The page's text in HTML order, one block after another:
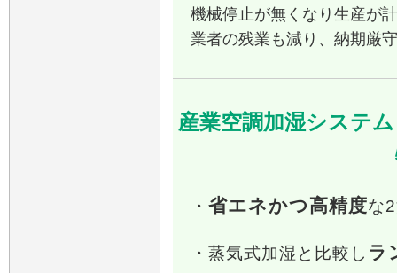
機械停止が無くなり生産が
業者の残業も減り、納期厳
産業空調加湿システ
・ 省エネかつ高精度な
・蒸気式加湿と比較し ラ